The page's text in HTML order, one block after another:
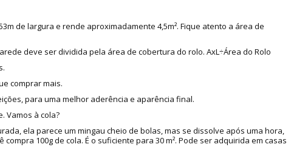
de largura e rende aproximadamente 4,5m². Fique atento a área de
deve ser dividida pela área de cobertura do rolo. AxL÷Área do Rolo
comprar mais.
para uma melhor aderência e aparência final.
Vamos à cola?
ela parece um mingau cheio de bolas, mas se dissolve após uma hora,
100g de cola. É o suficiente para 30 m². Pode ser adquirida em casas